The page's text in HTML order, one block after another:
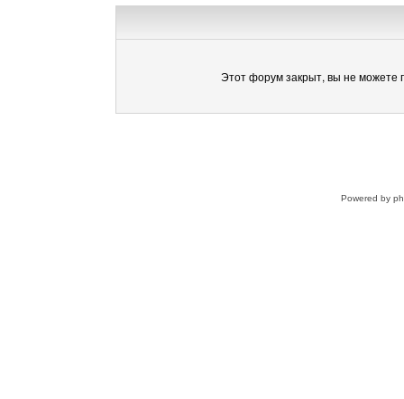
Этот форум закрыт, вы не можете
Powered by